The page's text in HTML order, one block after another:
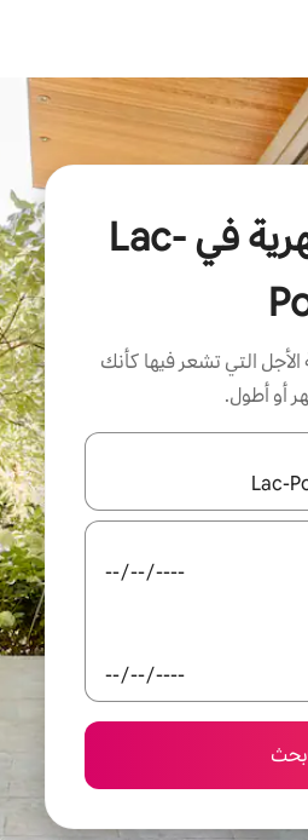
الإيجارات الشهرية في Lac-
التي تشعر فيها كأنك
أو أطول.
السهمين لأعلى ولأسفل أو استكشف
بحث